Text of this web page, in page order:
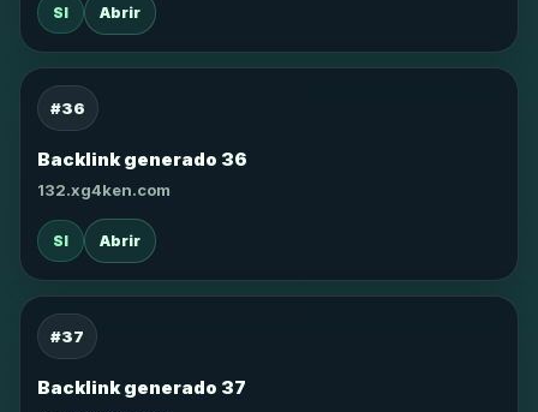
SI Abrir
#36
Backlink generado 36
132.xg4ken.com
SI Abrir
#37
Backlink generado 37